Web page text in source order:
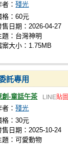
者：殘光
格：60元
售日期：2026-04-27
題：台灣神明
案大小：1.75MB
託專用
創-童話午茶 LINE貼圖
者：殘光
格：30元
售日期：2025-10-24
題：可愛動物